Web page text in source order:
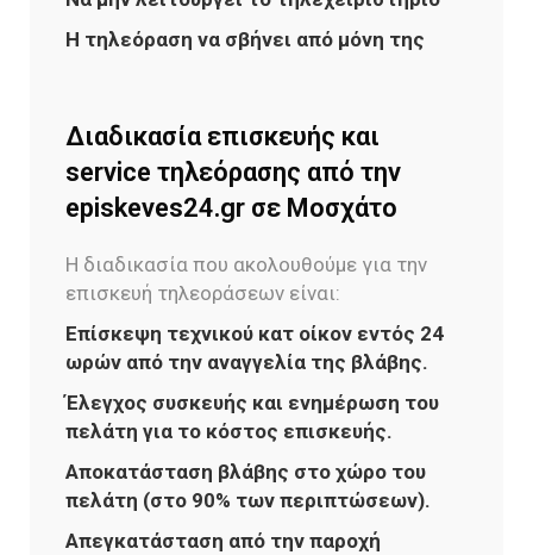
Η τηλεόραση να σβήνει από μόνη της
Διαδικασία επισκευής και
service τηλεόρασης από την
episkeves24.gr σε Μοσχάτο
Η διαδικασία που ακολουθούμε για την
επισκευή τηλεοράσεων είναι:
Επίσκεψη τεχνικού κατ οίκον εντός 24
ωρών από την αναγγελία της βλάβης.
Έλεγχος συσκευής και ενημέρωση του
πελάτη για το κόστος επισκευής.
Αποκατάσταση βλάβης στο χώρο του
πελάτη (στο 90% των περιπτώσεων).
Απεγκατάσταση από την παροχή